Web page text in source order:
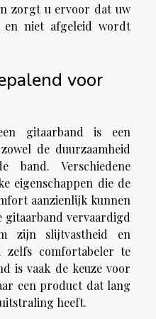
zorgt u ervoor dat uw
niet afgeleid wordt
voor
gitaarband is een
de duurzaamheid
Verschiedene
eigenschappen die de
aanzienlijk kunnen
gitaarband vervaardigd
zijn slijtvastheid en
comfortabeler te
is vaak de keuze voor
een product dat lang
heeft.